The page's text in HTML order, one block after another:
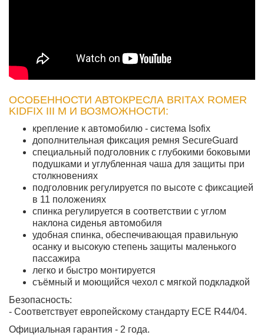
ОСОБЕННОСТИ АВТОКРЕСЛА BRITAX ROMER
KIDFIX III M И ВОЗМОЖНОСТИ:
крепление к автомобилю - система Isofix
дополнительная фиксация ремня SecureGuard
специальный подголовник с глубокими боковыми
подушками и углубленная чаша для защиты при
столкновениях
подголовник регулируется по высоте с фиксацией
в 11 положениях
спинка регулируется в соответствии с углом
наклона сиденья автомобиля
удобная спинка, обеспечивающая правильную
осанку и высокую степень защиты маленького
пассажира
легко и быстро монтируется
съёмный и моющийся чехол с мягкой подкладкой
Безопасность:
- Соответствует европейскому стандарту ECE R44/04.
Официальная гарантия - 2 года.